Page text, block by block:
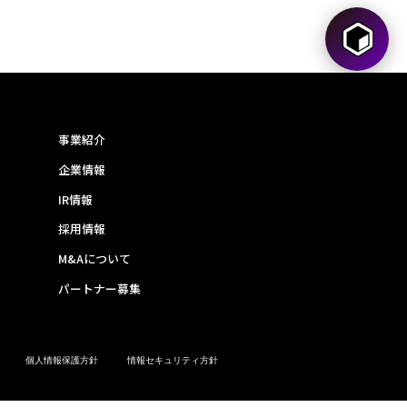
事業紹介
企業情報
IR情報
採用情報
M&Aについて
パートナー募集
個人情報保護方針
情報セキュリティ方針